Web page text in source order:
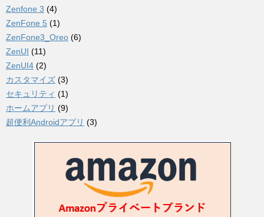
Zenfone 3 (4)
ZenFone 5 (1)
ZenFone3_Oreo (6)
ZenUI (11)
ZenUI4 (2)
カスタマイズ (3)
セキュリティ (1)
ホームアプリ (9)
超便利Androidアプリ (3)